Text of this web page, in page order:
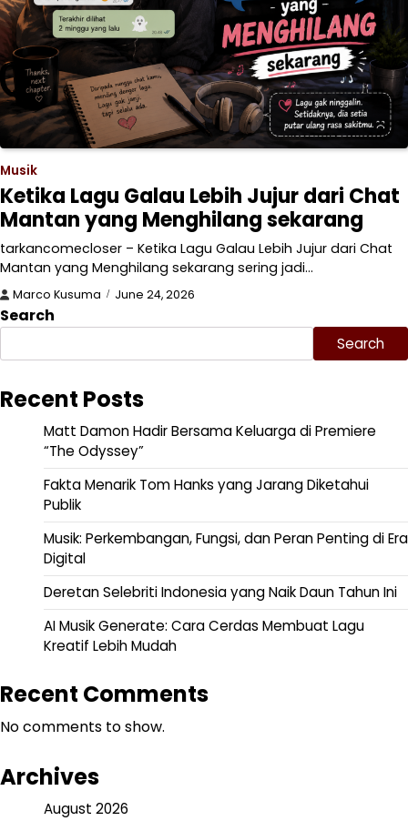
Musik
Ketika Lagu Galau Lebih Jujur dari Chat
Mantan yang Menghilang sekarang
tarkancomecloser – Ketika Lagu Galau Lebih Jujur dari Chat
Mantan yang Menghilang sekarang sering jadi…
Marco Kusuma June 24, 2026
Search
Search
Recent Posts
Matt Damon Hadir Bersama Keluarga di Premiere
“The Odyssey”
Fakta Menarik Tom Hanks yang Jarang Diketahui
Publik
Musik: Perkembangan, Fungsi, dan Peran Penting di Era
Digital
Deretan Selebriti Indonesia yang Naik Daun Tahun Ini
AI Musik Generate: Cara Cerdas Membuat Lagu
Kreatif Lebih Mudah
Recent Comments
No comments to show.
Archives
August 2026